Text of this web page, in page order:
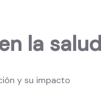
la